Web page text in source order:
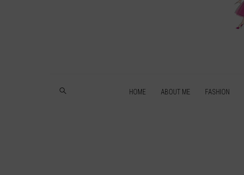
HOME ABOUT ME FASHION